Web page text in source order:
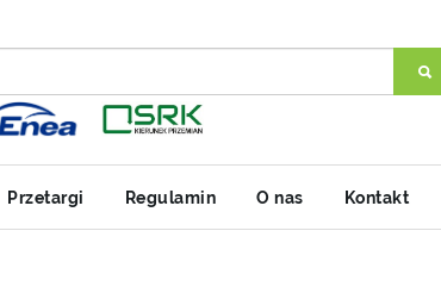
Przetargi Regulamin O nas Kontakt